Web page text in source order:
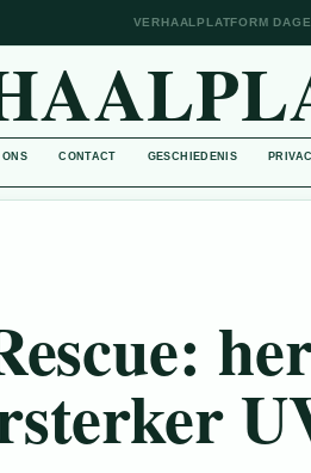
VERHAALPLATFORM
ONS CONTACT GESCHIEDENIS